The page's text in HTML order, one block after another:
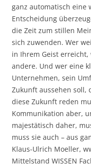
ganz automatisch eine
Entscheidung
die Zeit zum stillen
sich zuwenden. Wer
in Ihrem Geist
andere. Und wer eine
Unternehmen, sein
Zukunft aussehen soll,
diese Zukunft reden
Kommunikation aber,
majestätisch daher,
muss sie auch – aus
Klaus-Ulrich Moeller,
Mittelstand WISSEN